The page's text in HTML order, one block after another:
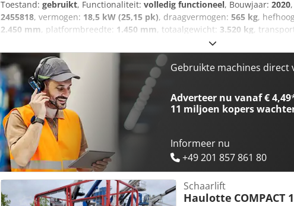
Toestand: gebruikt, Functionaliteit: volledig functioneel, Bouwjaar: 2020
2455818, vermogen: 18,5 kW (25,15 pk), draagvermogen: 565 kg,
2.450 mm, platformbreedte: 1.450 mm, totaalgewicht: 3.520 kg,
1.590 mm
bandenmaten:26 x 12-16,5, kleur:geel, Uitrusting:UVV
Bouwjaar: 2020 Werkhoogte: 10,28 m Platformhoogte: 8,28 m Maximaal
Afmetingen (L x B): 3,17 m x 1,78 m Platformlengte: 2,45 m Dsdpfoyqyt
Platformuitschuif: 1,20 m Motor: 18,5 kW (diesel) Rijsnelheid: 0,8 - 5,5 km/
Algemene gebruikssporen, volledig functioneel
Gebruikte machines direct
Adverteer nu vanaf € 4,49
11 miljoen kopers
Informeer nu
+49 201 857 861 80
Schaarlift
Haulotte COMPACT